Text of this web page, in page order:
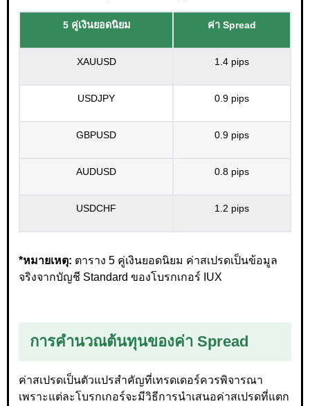
5 คู่เงินยอดนิยม ค่า Spread
XAUUSD 1.4 pips
USDJPY 0.9 pips
GBPUSD 0.9 pips
AUDUSD 0.8 pips
USDCHF 1.2 pips
*หมายเหตุ: ตาราง 5 คู่เงินยอดนิยม ค่าสเปรดเป็นข้อมูล
จริงจากบัญชี Standard ของโบรกเกอร์ IUX
การคำนวณต้นทุนของค่า Spread
ค่าสเปรดเป็นตัวแปรสำคัญที่เทรดเดอร์ควรพิจารณา
เพราะแต่ละโบรกเกอร์จะมีวิธีการนำเสนอค่าสเปรดที่แตก